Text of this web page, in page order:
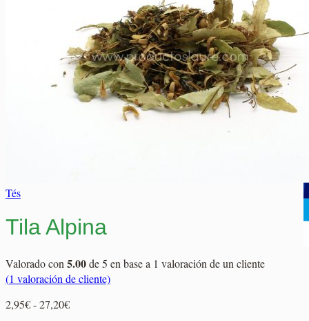
No hay productos en el carrito.
Volver a la tienda
No hay productos en el carrito.
Elaborados Cárnicos
Salsas y Siropes
Tés
Tila Alpina
Valorado con 5.00de 5 en base a 1 valoración de un cliente
(1 valoración de cliente)
2,95€-27,20€Rango